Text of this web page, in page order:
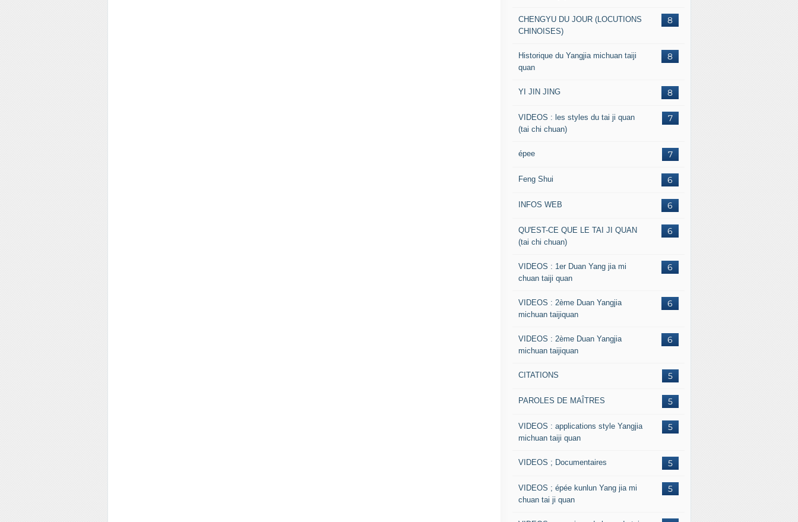
8
CHENGYU DU JOUR (LOCUTIONS
CHINOISES)
8
Historique du Yangjia michuan taiji
quan
8
YI JIN JING
7
VIDEOS : les styles du tai ji quan
(tai chi chuan)
7
épee
6
Feng Shui
6
INFOS WEB
6
QU'EST-CE QUE LE TAI JI QUAN
(tai chi chuan)
6
VIDEOS : 1er Duan Yang jia mi
chuan taiji quan
6
VIDEOS : 2ème Duan Yangjia
michuan taijiquan
6
VIDEOS : 2ème Duan Yangjia
michuan taijiquan
5
CITATIONS
5
PAROLES DE MAÎTRES
5
VIDEOS : applications style Yangjia
michuan taiji quan
5
VIDEOS ; Documentaires
5
VIDEOS ; épée kunlun Yang jia mi
chuan tai ji quan